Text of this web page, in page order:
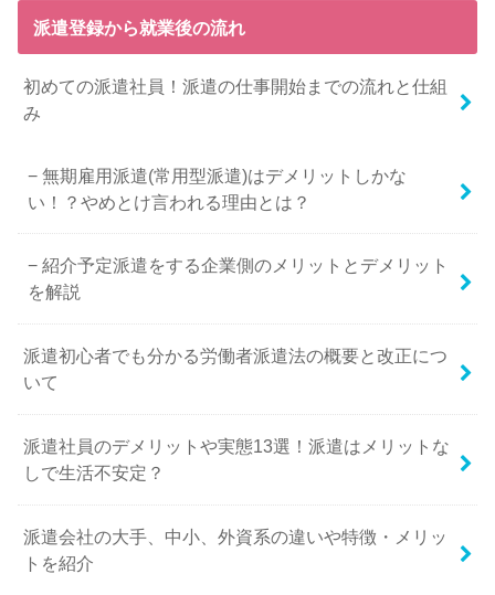
派遣登録から就業後の流れ
初めての派遣社員！派遣の仕事開始までの流れと仕組
み
無期雇用派遣(常用型派遣)はデメリットしかな
い！？やめとけ言われる理由とは？
紹介予定派遣をする企業側のメリットとデメリット
を解説
派遣初心者でも分かる労働者派遣法の概要と改正につ
いて
派遣社員のデメリットや実態13選！派遣はメリットな
しで生活不安定？
派遣会社の大手、中小、外資系の違いや特徴・メリッ
トを紹介